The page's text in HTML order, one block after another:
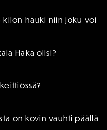
kilon hauki niin joku voi
Haka olisi?
on kovin vauhti päällä